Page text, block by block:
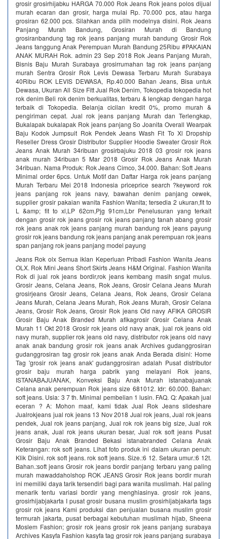
grosir grosirhijabku HARGA 70.000 Rok Jeans Rok jeans polos dijual
murah ecaran dan grosir, harga mulai Rp. 70.000 pcs, atau harga
grosiran 62.000 pcs. Silahkan anda pilih modelnya disini. Rok Jeans
Panjang Murah Bandung, Grosiran Murah di Bandung
grosiranbandung tag rok jeans panjang murah bandung Grosir Rok
Jeans tanggung Anak Perempuan Murah Bandung 25Ribu #PAKAIAN
ANAK MURAH Rok. admin 23 Sep 2018 Rok Jeans Panjang Murah,
Bisnis Baju Murah Surabaya grosirrumahan tag rok jeans panjang
murah Sentra Grosir Rok Levis Dewasa Terbaru Murah Surabaya
40Ribu ROK LEVIS DEWASA, Rp.40.000 Bahan Jeans, Bisa untuk
Dewasa, Ukuran All Size Fitt Jual Rok Denim, Tokopedia tokopedia hot
rok denim Beli rok denim berkualitas, terbaru & lengkap dengan harga
terbaik di Tokopedia. Belanja cicilan kredit 0%, promo murah &
pengiriman cepat. Jual rok jeans panjang Murah dan Terlengkap,
Bukalapak bukalapak Rok jeans panjang So Joanita Overall Wearpak
Baju Kodok Jumpsuit Rok Pendek Jeans Wash Fit To Xl Dropship
Reseller Dress Grosir Distributor Supplier Hoodie Sweater Grosir Rok
Jeans Anak Murah 34ribuan grosirbajuku 2018 03 grosir rok jeans
anak murah 34ribuan 5 Mar 2018 Grosir Rok Jeans Anak Murah
34ribuan. Nama Produk: Rok Jeans Cimco, 34.000. Bahan: Soft Jeans
Minimal order 6pcs. Untuk Motif dan Daftar Harga rok jeans panjang
Murah Terbaru Mei 2018 Indonesia priceprice search ?keyword rok
jeans panjang rok jeans navy, bawahan denim panjang cewek,
supplier grosir pakaian wanita Fashion Wanita; tersedia 2 ukuran,fit to
L &amp; fit to xl,LP 62cm,Pjg 91cm,Lbr Penelusuran yang terkait
dengan grosir rok jeans grosir rok jeans panjang tanah abang grosir
rok jeans anak rok jeans panjang murah bandung rok jeans payung
grosir rok jeans bandung rok jeans panjang anak perempuan rok jeans
span panjang rok jeans panjang model payung
Jeans Rok olx Semua iklan Keperluan Pribadi Fashion Wanita Jeans
OLX. Rok Mini Jeans Short Skirts Jeans H&M Original. Fashion Wanita
Rok di jual rok jeans bordir,rok jeans kembang masih sngat mulus.
Grosir Jeans, Celana Jeans, Rok Jeans, Grosir Celana Jeans Murah
grosirjeans Grosir Jeans, Celana Jeans, Rok Jeans, Grosir Celana
Jeans Murah, Celana Jeans Murah, Rok Jeans Murah, Grosir Celana
Jeans, Grosir Rok Jeans, Grosir Rok jeans Old navy AFIKA GROSIR
Grosir Baju Anak Branded Murah afikagrosir Grosir Celana Anak
Murah 11 Okt 2018 Grosir rok jeans old navy anak, jual rok jeans old
navy murah, supplier rok jeans old navy, distributor rok jeans old navy
anak anak bandung grosir rok jeans anak Archives gudanggrosiran
gudanggrosiran tag grosir rok jeans anak Anda Berada disini: Home
Tag 'grosir rok jeans anak' gudanggrosiran adalah Pusat distributor
grosir baju murah harga pabrik yang melayani Rok jeans,
ISTANABAJUANAK, Konveksi Baju Anak Murah istanabajuanak
Celana anak perempuan Rok jeans size 681012. Idr: 60.000. Bahan:
soft jeans. Usia: 3 7 th. Minimal pembelian 1 lusin. FAQ. Q: Apakah jual
eceran ? A: Mohon maaf, kami tidak Jual Rok Jeans slideshare
Jualrokjeans jual rok jeans 13 Nov 2018 Jual rok jeans, Jual rok jeans
pendek, Jual rok jeans panjang, Jual rok rok jeans big size, Jual rok
jeans anak, Jual rok jeans ukuran besar, Jual rok soft jeans Pusat
Grosir Baju Anak Branded Bekasi istanabranded Celana Anak
Keterangan: rok soft jeans. Lihat foto produk ini dalam ukuran penuh:
Klik Disini. rok soft jeans. rok soft jeans. Size.:6 12. Setara umur.:6 12t.
Bahan.:soft jeans Grosir rok jeans bordir panjang terbaru yang paling
murah mawaddaholshop ROK JEANS Grosir Rok jeans bordir murah
ini memiliki daya tarik tersendiri bagi para wanita muslimah. Hal paling
menarik tentu variasi bordir yang menghiasinya. grosir rok jeans,
grosirhijabjakarta I pusat grosir busana muslim grosirhijabjakarta tags
grosir rok jeans Kami produksi dan penjualan busana muslim grosir
termurah jakarta, pusat berbagai kebutuhan muslimah hijab, Sheena
Moslem Fashion; grosir rok jeans grosir rok jeans panjang surabaya
Archives Kasyfa Fashion kasyfa tag grosir rok jeans panjang surabaya